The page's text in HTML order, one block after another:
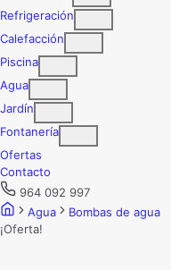
Refrigeración
Calefacción
Piscina
Agua
Jardín
Fontanería
Ofertas
Contacto
964 092 997
Agua
Bombas de agua
¡Oferta!